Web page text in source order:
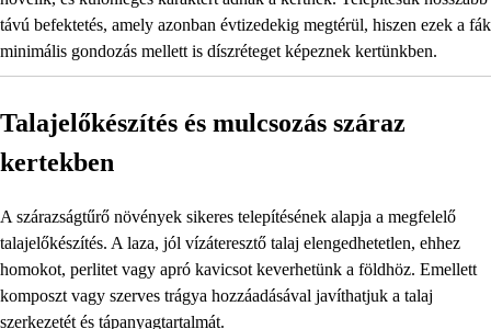
távú befektetés, amely azonban évtizedekig megtérül, hiszen ezek a fák
minimális gondozás mellett is díszréteget képeznek kertünkben.
Talajelőkészítés és mulcsozás száraz
kertekben
A szárazságtűrő növények sikeres telepítésének alapja a megfelelő
talajelőkészítés. A laza, jól vízáteresztő talaj elengedhetetlen, ehhez
homokot, perlitet vagy apró kavicsot keverhetünk a földhöz. Emellett
komposzt vagy szerves trágya hozzáadásával javíthatjuk a talaj
szerkezetét és tápanyagtartalmát.